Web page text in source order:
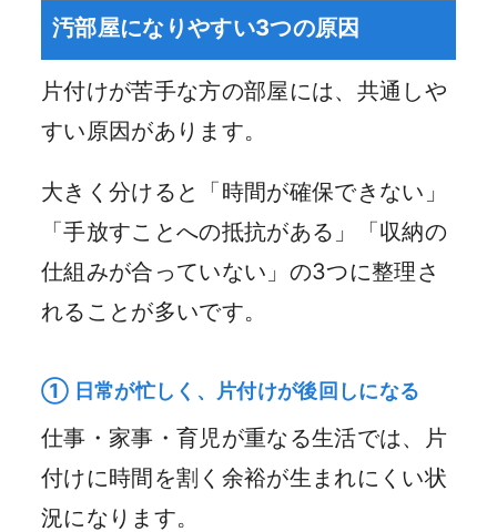
汚部屋になりやすい3つの原因
片付けが苦手な方の部屋には、共通しや
すい原因があります。
大きく分けると「時間が確保できない」
「手放すことへの抵抗がある」「収納の
仕組みが合っていない」の3つに整理さ
れることが多いです。
① 日常が忙しく、片付けが後回しになる
仕事・家事・育児が重なる生活では、片
付けに時間を割く余裕が生まれにくい状
況になります。